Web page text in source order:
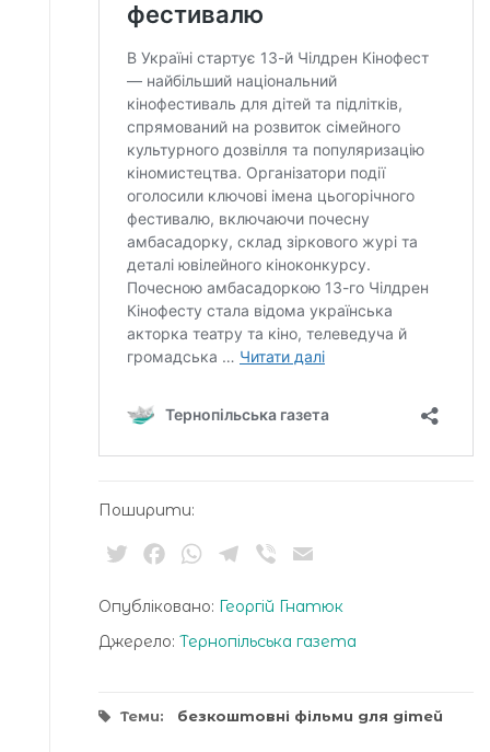
Поширити:
TwitterFacebookWhatsApp
Telegram
Viber
Опубліковано: Георгій Гнатюк
Джерело: Тернопільська газета
Теми: безкоштовні фільми для дітей